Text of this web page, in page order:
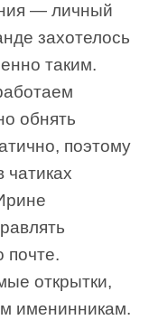
— личный
захотелось
таким.
обнять
поэтому
почте.
открытки,
именинникам.